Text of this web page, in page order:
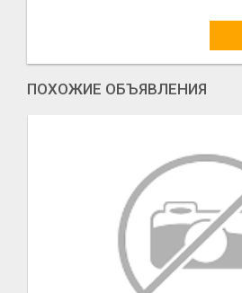
ПОХОЖИЕ ОБЪЯВЛЕНИЯ